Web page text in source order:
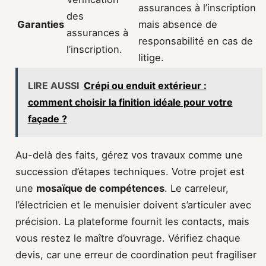
Garanties
des
assurances à
l’inscription.
assurances à l’inscription
mais absence de
responsabilité en cas de
litige.
LIRE AUSSI Crépi ou enduit extérieur :
comment choisir la finition idéale pour votre
façade ?
Au-delà des faits, gérez vos travaux comme une
succession d’étapes techniques. Votre projet est
une mosaïque de compétences. Le carreleur,
l’électricien et le menuisier doivent s’articuler avec
précision. La plateforme fournit les contacts, mais
vous restez le maître d’ouvrage. Vérifiez chaque
devis, car une erreur de coordination peut fragiliser